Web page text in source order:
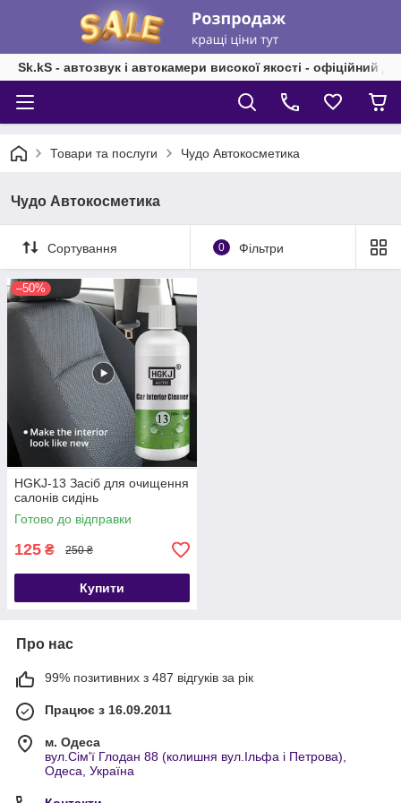
Sk.kS - автозвук і автокамери високої якості - офіційний
Товари та послуги Чудо Автокосметика
Чудо Автокосметика
Сортування 0 Фільтри
–50%
HGKJ-13 Засіб для очищення
салонів сидінь
Готово до відправки
125 ₴ 250 ₴
Купити
Про нас
99% позитивних з 487 відгуків за рік
Працює з 16.09.2011
м. Одеса
вул.Сім'ї Глодан 88 (колишня вул.Ільфа і Петрова),
Одеса, Україна